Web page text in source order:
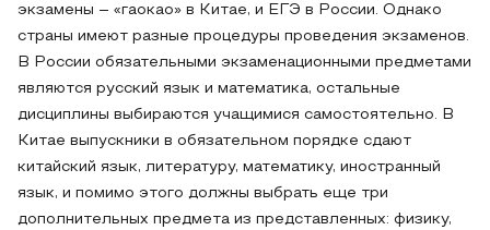
экзамены – «гаокао» в Китае, и ЕГЭ в России. Однако
страны имеют разные процедуры проведения экзаменов.
В России обязательными экзаменационными предметами
являются русский язык и математика, остальные
дисциплины выбираются учащимися самостоятельно. В
Китае выпускники в обязательном порядке сдают
китайский язык, литературу, математику, иностранный
язык, и помимо этого должны выбрать еще три
дополнительных предмета из представленных: физику,